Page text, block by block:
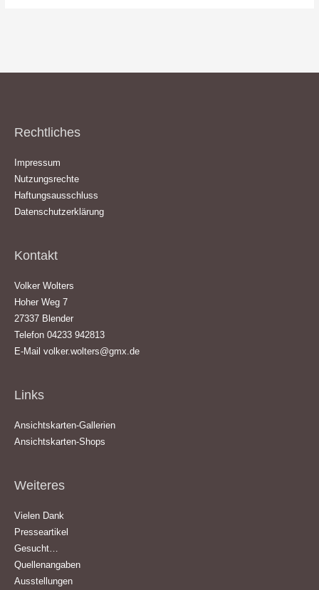
Rechtliches
Impressum
Nutzungsrechte
Haftungsausschluss
Datenschutzerklärung
Kontakt
Volker Wolters
Hoher Weg 7
27337 Blender
Telefon 04233 942813
E-Mail volker.wolters@gmx.de
Links
Ansichtskarten-Gallerien
Ansichtskarten-Shops
Weiteres
Vielen Dank
Presseartikel
Gesucht…
Quellenangaben
Ausstellungen